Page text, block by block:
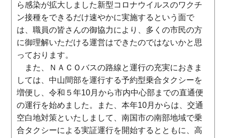
ら感染が拡大しました新型コロナウイルスのワクチ
ン接種をできるだけ速やかに実施するという面で
は、職員の皆さんの御協力により、多くの市民の方
に御理解いただける運営はできたのではないかと思
っております。
また、ＮＡＣＯバスの路線と運行の充実におきま
しては、中山間部を運行する予約型乗合タクシーを
増便し、令和５年10月から市内中心部までの直通便
の運行を始めました。また、本年10月からは、交通
空白地対策といたしまして、南国市の南部地域で乗
合タクシーによる実証運行を開始するとともに、高